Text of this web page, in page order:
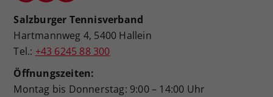
Salzburger Tennisverband
Hartmannweg 4, 5400 Hallein
Tel.: +43 6245 88 300
Öffnungszeiten:
Montag bis Donnerstag: 9:00 – 14:00 Uhr